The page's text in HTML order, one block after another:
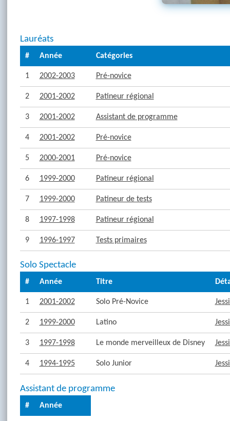
Lauréats
# Année Catégories
1 2002-2003 Pré-novice
2 2001-2002 Patineur régional
3 2001-2002 Assistant de programme
4 2001-2002 Pré-novice
5 2000-2001 Pré-novice
6 1999-2000 Patineur régional
7 1999-2000 Patineur de tests
8 1997-1998 Patineur régional
9 1996-1997 Tests primaires
Solo Spectacle
# Année Titre
1 2001-2002 Solo Pré-Novice
2 1999-2000 Latino
3 1997-1998 Le monde merveilleux de Disney
4 1994-1995 Solo Junior
Assistant de programme
# Année